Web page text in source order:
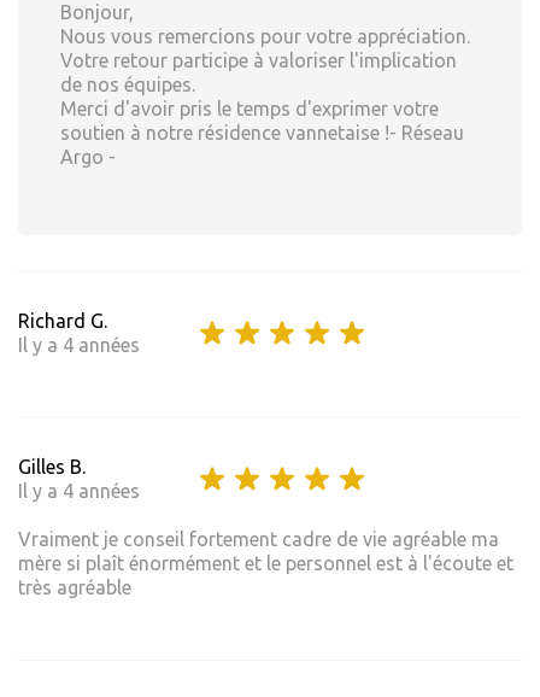
Bonjour,
Nous vous remercions pour votre appréciation.
Votre retour participe à valoriser l'implication
de nos équipes.
Merci d'avoir pris le temps d'exprimer votre
soutien à notre résidence vannetaise !- Réseau
Argo -
Richard G.
Il y a 4 années
Gilles B.
Il y a 4 années
Vraiment je conseil fortement cadre de vie agréable ma
mère si plaît énormément et le personnel est à l'écoute et
très agréable